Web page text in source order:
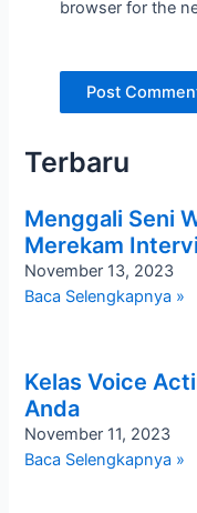
browser for the
Terbaru
Menggali Seni
Merekam
November 13, 2023
Baca Selengkapnya »
Kelas Voice
Anda
November 11, 2023
Baca Selengkapnya »